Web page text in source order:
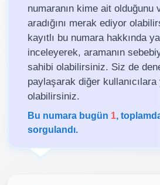
numaranın kime ait olduğunu
aradığını merak ediyor
kayıtlı bu numara hakkında
inceleyerek, aramanın
sahibi olabilirsiniz. Siz de
paylaşarak diğer kullanıcılara
olabilirsiniz.
Bu numara bugün 1,
sorgulandı.